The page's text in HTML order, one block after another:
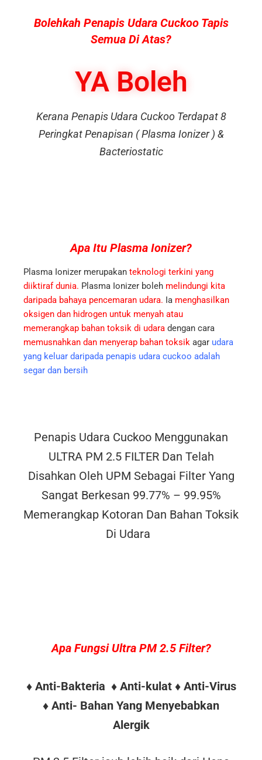
Bolehkah Penapis Udara Cuckoo Tapis
Semua Di Atas?
YA Boleh
Kerana Penapis Udara Cuckoo Terdapat 8
Peringkat Penapisan ( Plasma Ionizer ) &
Bacteriostatic
Apa Itu Plasma Ionizer?
Plasma Ionizer merupakan teknologi terkini yang
diiktiraf dunia. Plasma Ionizer boleh melindungi kita
daripada bahaya pencemaran udara. Ia menghasilkan
oksigen dan hidrogen untuk menyah atau
memerangkap bahan toksik di udara dengan cara
memusnahkan dan menyerap bahan toksik agar udara
yang keluar daripada penapis udara cuckoo adalah
segar dan bersih
Penapis Udara Cuckoo Menggunakan
ULTRA PM 2.5 FILTER Dan Telah
Disahkan Oleh UPM Sebagai Filter Yang
Sangat Berkesan 99.77% – 99.95%
Memerangkap Kotoran Dan Bahan Toksik
Di Udara
Apa Fungsi Ultra PM 2.5 Filter?
♦ Anti-Bakteria ♦ Anti-kulat ♦ Anti-Virus
♦ Anti- Bahan Yang Menyebabkan
Alergik